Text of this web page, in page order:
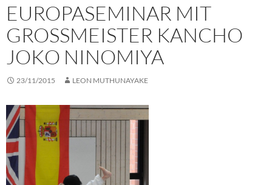
EUROPASEMINAR MIT
GROSSMEISTER KANCHO J
OKO NINOMIYA
23/11/2015 LEON MUTHUNAYAKE